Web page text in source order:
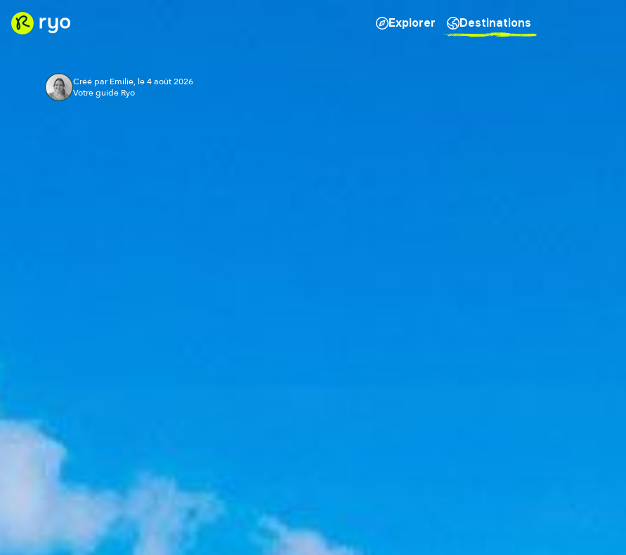
Explorer Destinations
Créé par Emilie, le 4 août 2026
Votre guide Ryo